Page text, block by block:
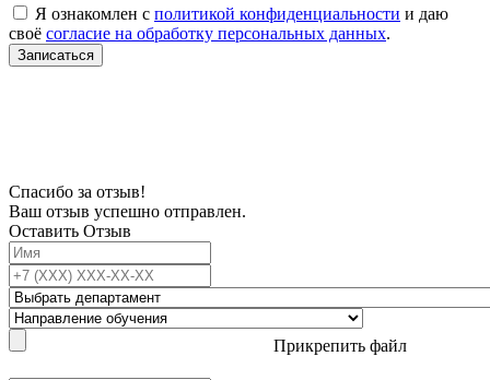
Я ознакомлен с политикой конфиденциальности и даю
своё согласие на обработку персональных данных.
Записаться
Спасибо за отзыв!
Ваш отзыв успешно отправлен.
Оставить Отзыв
Прикрепить файл